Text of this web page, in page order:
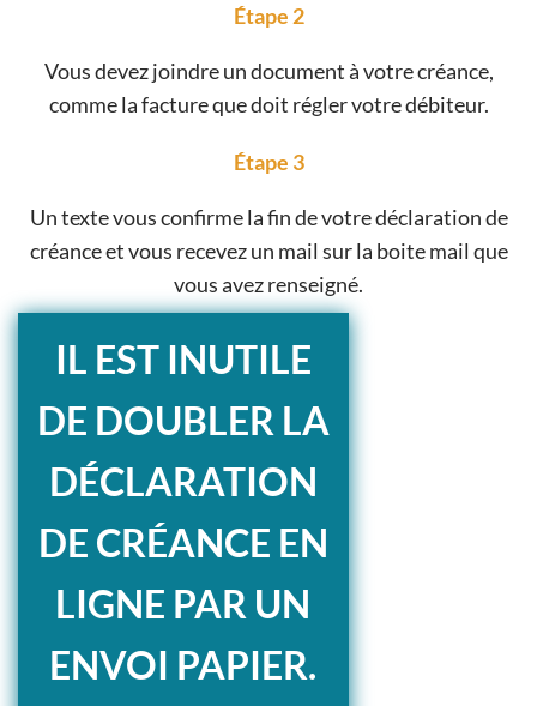
Étape 2
Vous devez joindre un document à votre créance,
comme la facture que doit régler votre débiteur.
Étape 3
Un texte vous confirme la fin de votre déclaration de
créance et vous recevez un mail sur la boite mail que
vous avez renseigné.
IL EST INUTILE
DE DOUBLER LA
DÉCLARATION
DE CRÉANCE EN
LIGNE PAR UN
ENVOI PAPIER.